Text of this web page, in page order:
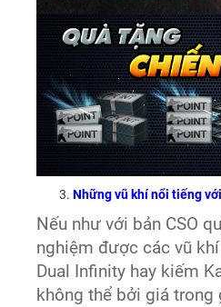
Những vũ khí nổi tiếng
Nếu như với bản CSO
nghiệm được các vũ
Dual Infinity hay kiếm
không thể bởi giá trong